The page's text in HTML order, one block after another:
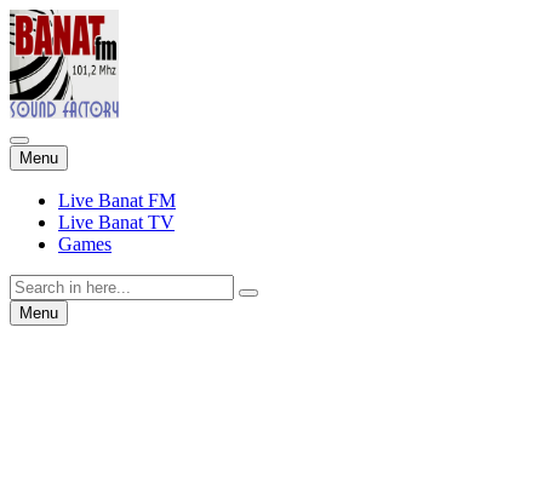
Menu Skip
to
content
Live Banat FM
Live Banat TV
Games
Search
for:Menu Skip
to